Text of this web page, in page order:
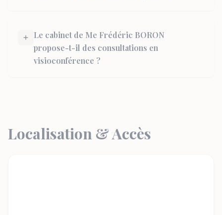
Le cabinet de Me Frédéric BORON
propose-t-il des consultations en
visioconférence ?
Localisation & Accès